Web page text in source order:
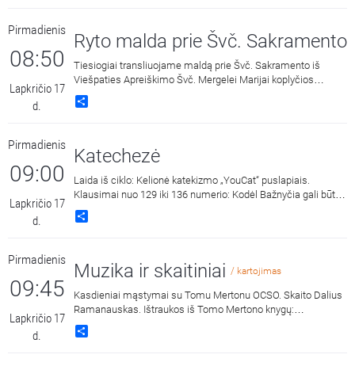
Vilniaus ir Utenos apskričių policijos kapelionas kun. Simas
Maksvytis. Laidą veda Vilniaus miesto 2-ojo policijos
komisariato bendruomenės pareigūnė Diana Ponidzelskienė.
Pirmadienis
08:50
Lapkričio 17
d.
Ryto malda prie Švč. Sakramento
Tiesiogiai transliuojame maldą prie Švč. Sakramento iš
Viešpaties Apreiškimo Švč. Mergelei Marijai koplyčios
Marijos radijuje Kaune.
Pirmadienis
09:00
Lapkričio 17
d.
Katechezė
Laida iš ciklo: Kelionė katekizmo „YouCat“ puslapiais.
Klausimai nuo 129 iki 136 numerio: Kodėl Bažnyčia gali būti
tik viena? Ar krikščionys nekatalikai yra mūsų seserys ir
broliai? Ką turime daryti, kad krikščionys susivienytų? Kodėl
Bažnyčios požiūris į žydus? Koks Bažnyčios santykis su
kitomis religijomis? Kalba Vytauto Didžiojo
universiteto Katalikų teologijos fakulteto dėstytojas, dr.
Artūras Lukaševičius.
Pirmadienis
09:45
Lapkričio 17
d.
Muzika ir skaitiniai / kartojimas
Kasdieniai mąstymai su Tomu Mertonu OCSO. Skaito Dalius
Ramanauskas. Ištraukos iš Tomo Mertono knygų:
„Septynaukštis kalnas“, išleido „Katalikų pasaulio leidiniai“,
2011 m. ir „Jonos ženklas“, išleido „Katalikų pasaulio leidiniai“,